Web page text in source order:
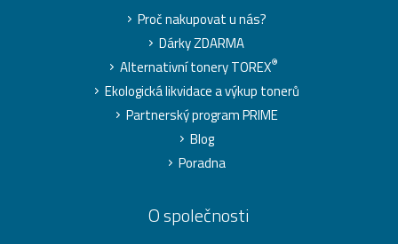
Proč nakupovat u nás?
Dárky ZDARMA
Alternativní tonery TOREX®
Ekologická likvidace a výkup tonerů
Partnerský program PRIME
Blog
Poradna
O společnosti